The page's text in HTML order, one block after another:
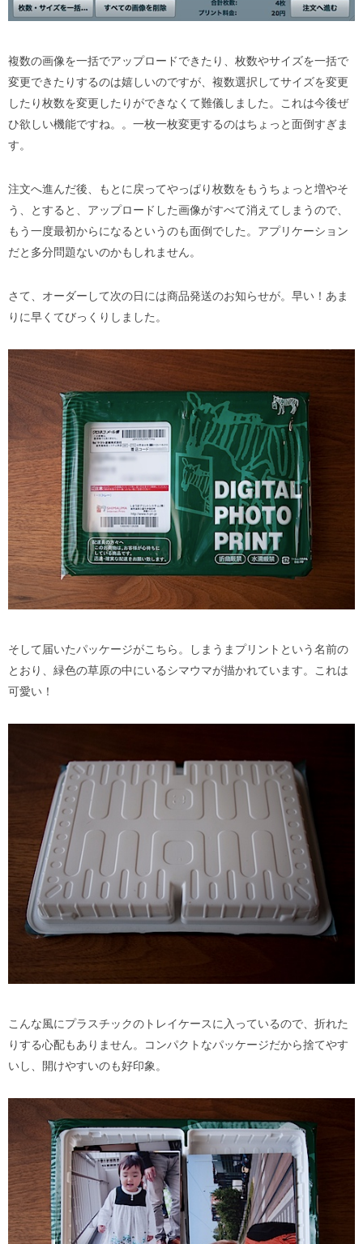
複数の画像を一括でアップロードできたり、枚数やサイズを一括で
変更できたりするのは嬉しいのですが、複数選択してサイズを変更
したり枚数を変更したりができなくて難儀しました。これは今後ぜ
ひ欲しい機能ですね。。一枚一枚変更するのはちょっと面倒すぎま
す。
注文へ進んだ後、もとに戻ってやっぱり枚数をもうちょっと増やそ
う、とすると、アップロードした画像がすべて消えてしまうので、
もう一度最初からになるというのも面倒でした。アプリケーション
だと多分問題ないのかもしれません。
さて、オーダーして次の日には商品発送のお知らせが。早い！あま
りに早くてびっくりしました。
そして届いたパッケージがこちら。しまうまプリントという名前の
とおり、緑色の草原の中にいるシマウマが描かれています。これは
可愛い！
こんな風にプラスチックのトレイケースに入っているので、折れた
りする心配もありません。コンパクトなパッケージだから捨てやす
いし、開けやすいのも好印象。